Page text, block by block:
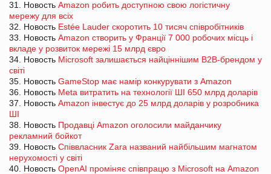
31. Новость Amazon робить доступною свою логістичну
мережу для всіх
32. Новость Estée Lauder скоротить 10 тисяч співробітників
33. Новость Amazon створить у Франції 7 000 робочих місць і
вкладе у розвиток мережі 15 млрд євро
34. Новость Microsoft залишається найціннішим B2B-брендом у
світі
35. Новость GameStop має намір конкурувати з Amazon
36. Новость Meta витратить на технології ШІ 650 млрд доларів
37. Новость Amazon інвестує до 25 млрд доларів у розробника
ШІ
38. Новость Продавці Amazon оголосили майданчику
рекламний бойкот
39. Новость Співвласник Zara названий найбільшим магнатом
нерухомості у світі
40. Новость OpenAI проміняє співпрацю з Microsoft на Amazon